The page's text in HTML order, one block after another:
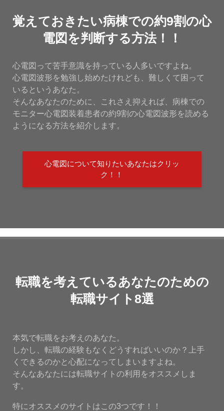
覚えておきたい病棟での約9割の心
電図を判断する方法！！
心電図って苦手意識を持っている人多いですよね。
心電図波形を勉強し始めたけれども、難しくて困って
いるというあなた。
そんなあなたのために、これさえ抑えれば、病棟での
モニター心電図装着患者の約9割の心電図波形を読める
ようになる方法を紹介します。
心電図について知りたいあなたはクリッ
ク！！
転職を考えているあなたのための
転職サイト8選
本気で転職をお考えのあなた。
しかし、転職の経験もなくどうすればいいのか？上手
くできるのかと心配になってしまいますよね。
そんなあなたには転職サイトの利用をオススメしま
す。
特にオススメのサイトはこの3つです！！